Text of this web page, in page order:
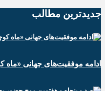
جدیدترین‌ مطالب
ادامه موفقیت‌های جهانی «ماه